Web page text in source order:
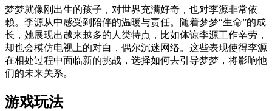
梦梦就像刚出生的孩子，对世界充满好奇，也对李源非常依
赖。李源从中感受到陪伴的温暖与责任。随着梦梦“生命”的成
长，她展现出越来越多的人类特点，比如体谅李源工作辛劳，
却也会模仿电视上的对白，偶尔沉迷网络。这些表现使得李源
在相处过程中面临新的挑战，选择如何去引导梦梦，将影响他
们的未来关系。
游戏玩法